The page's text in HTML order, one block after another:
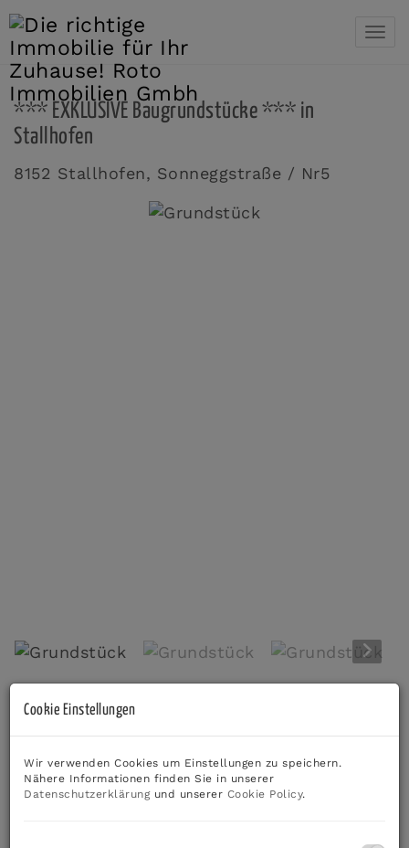
*** EXKLUSIVE Baugrundstücke *** in
Stallhofen
8152 Stallhofen, Sonneggstraße / Nr5
Beschreibung
***🌿
Cookie Einstellungen
Wir verwenden Cookies um Einstellungen zu speichern.
Nähere Informationen finden Sie in unserer
Datenschutzerklärungund unserer Cookie Policy.